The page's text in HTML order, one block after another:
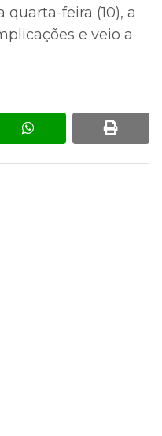
quarta-feira (10), a
e veio a
whatsapp print